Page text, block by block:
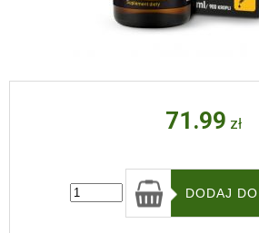
71.99 zł